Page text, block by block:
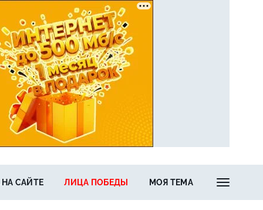
НА САЙТЕ ЛИЦА ПОБЕДЫ МОЯ ТЕМА